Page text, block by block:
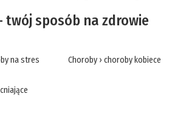
twój sposób na zdrowie
na stres
Choroby› choroby kobiece